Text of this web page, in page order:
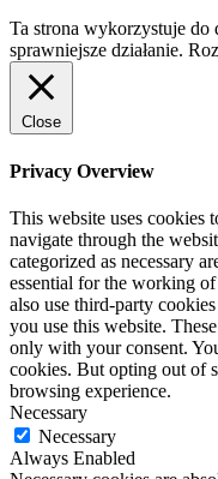
Ta strona wykorzystuje do
sprawniejsze działanie.
Close
Privacy Overview
This website uses cookies
navigate through the
categorized as necessary
essential for the working
also use third-party
you use this website.
only with your consent.
cookies. But opting out of
browsing experience.
Necessary
Necessary
Always Enabled